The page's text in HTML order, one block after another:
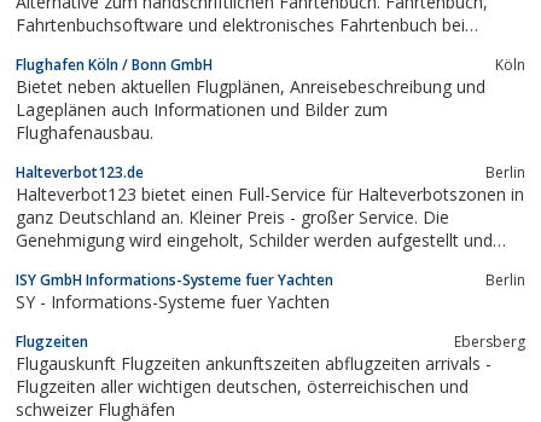
Fahrtenbuchsoftware und elektronisches Fahrtenbuch bei
SÜD)
Flughafen Köln / Bonn GmbH Köln
Bietet neben aktuellen Flugplänen, Anreisebeschreibung und
Lageplänen auch Informationen und Bilder zum
Flughafenausbau.
Halteverbot123.de Berlin
Halteverbot123 bietet einen Full-Service für Halteverbotszonen in
ganz Deutschland an. Kleiner Preis - großer Service. Die
Genehmigung wird eingeholt, Schilder werden aufgestellt und
Sie.
ISY GmbH Informations-Systeme fuer Yachten Berlin
SY - Informations-Systeme fuer Yachten
Flugzeiten Ebersberg
Flugauskunft Flugzeiten ankunftszeiten abflugzeiten arrivals -
Flugzeiten aller wichtigen deutschen, österreichischen und
schweizer Flughäfen